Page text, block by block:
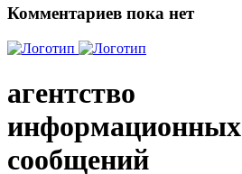
Комментариев пока нет
агентство
информационных
сообщений